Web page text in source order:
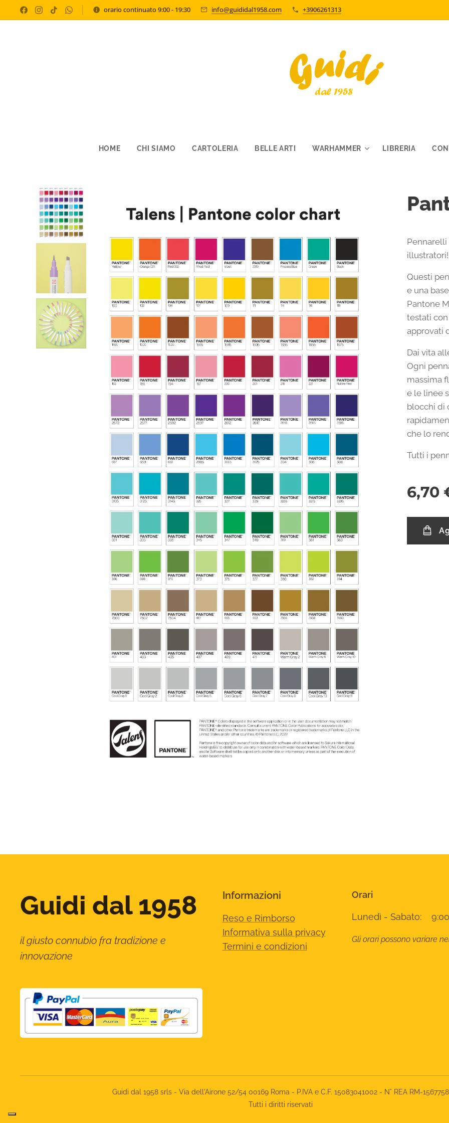
orario continuato 9:00 - 19:30 info@guididal1958.com +3906261313
HOME CHI SIAMO CARTOLERIA BELLE ARTI WARHAMMER LIBRERIA
illustratori!
Questi
e una
Pantone
testati
approvati
Dai vita
Ogni
massima
e le linee
blocchi di
che lo
Tutti i
6,70
Guidi dal 1958
il giusto connubio fra tradizione e
innovazione
Informazioni
Reso e Rimborso
Informativa sulla privacy
Termini e condizioni
Orari
Lunedì - Sabato: 9:00
Gli orari possono variare
Guidi dal 1958 srls - Via dell'Airone 52/54 00169 Roma - P.IVA e C.F. 15083041002 - N° REA RM-1567758
Tutti i diritti riservati